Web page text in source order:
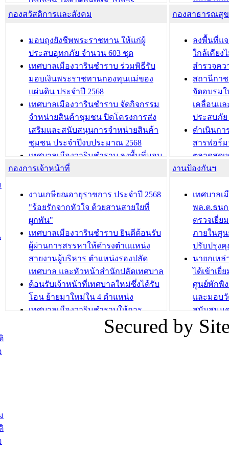
โรงเรียน/ศูนย์พัฒนาเด็กเล็ก/สถานธนา
บทความ อื่นๆ ...
พัฒนาการจัดเก็บรายได้ ประจำปี พ.ศ.
เทศบาลเมืองวารินชำราบ ร่วมการ
ประชุมวิชาการระดับนานาชาติและ
นิทรรศการด้านนวัตกรรมท้องถิ่น 2568
และรับรางวัลทีมนักวิจัยดีเด่นจาก
นวัตกรรมโครงการทะเบียนภาษีป้าย
ประชุมผู้เช่าอาคารพาณิชย์ บริเวณ
ถนนเกษมสุขและถนนประทุมเทพภักดี
บทความ อื่นๆ ...
โครงการ
เทศบาล
รับฟังคว
ผังเมือง
วารินชำ
เทศบาล
ซักซ้อมแ
ประโยช
บทความ อื่นๆ ...
กองสวัสดิการและสังคม
มอบถุงยังชีพพระราชทาน ให้แก่ผู้
ประสบอุทกภัย จำนวน 603 ชุด
เทศบาลเมืองวารินชำราบ ร่วมพิธีรับ
มอบเงินพระราชทานกองทุนแม่ของ
แผ่นดิน ประจำปี 2568
เทศบาลเมืองวารินชำราบ จัดกิจกรรม
จำหน่ายสินค้าชุมชน ปิดโครงการส่ง
เสริมและสนับสนุนการจำหน่ายสินค้า
ชุมชน ประจำปีงบประมาณ 2568
เทศบาลเมืองวารินชำราบ ลงพื้นที่มอบ
น้ำดื่มแก่ผู้พักอาศัย ณ ศูนย์พักพิง
กองสวัสดิการสังคม เทศบาลเมือง
วารินชำราบ จัดโครงการอบรมอาชีพ
ระยะสั้น ประจำปี 2568 (หลักสูตรการ
ถักทอผลิตภัณฑ์จากถุงพลาสติก)
บทความ อื่นๆ ...
กองสาธารณสุ
ลงพื้นที่แ
ใกล้เคียง
สำรวจค
สถานีกา
จัดอบรม
เคลื่อนแ
ประสบภั
ดำเนินกา
สารฟอร์
ตลาดสดเ
วารินชำร
ถนนแก่เ
เด็กเล็ก
เทศบาลเ
ปรึกษาห
วัยของอ
บทความ อื่นๆ ...
กองการเจ้าหน้าที่
งานเกษียณอายุราชการ ประจำปี 2568
"ร้อยรักจากหัวใจ ด้วยสานสายใยที่
ผูกพัน"
เทศบาลเมืองวารินชำราบ ยินดีต้อนรับ
ผู้ผ่านการสรรหาให้ดำรงตำแแหน่ง
สายงานผู้บริหาร ตำแหน่งรองปลัด
เทศบาล และหัวหน้าสำนักปลัดเทศบาล
ต้อนรับเจ้าหน้าที่เทศบาลใหม่ซึ่งได้รับ
โอน ย้ายมาใหม่ใน 4 ตำแหน่ง
เทศบาลเมืองวารินชำราบให้การ
ต้อนรับพนักงานเทศบาลผู้ผ่านการ
สรรหาให้ดำรงตำแหน่งสายงานผู้
งานป้องกันฯ
เทศบาลเ
พล.ต.ธน
ตรวจเยี่ย
ภายในศู
ปรับปรุง
นายกเห
ได้เข้าเยี่
ศูนย์พักพิ
และมอบ
สนับสนุน
ภัยน้ำท่วม
ภาพบรร
Secured by